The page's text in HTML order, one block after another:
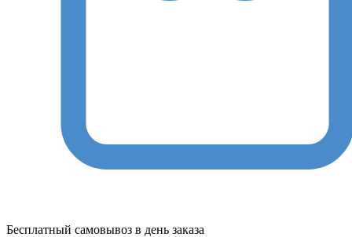
Бесплатный самовывоз в день заказа